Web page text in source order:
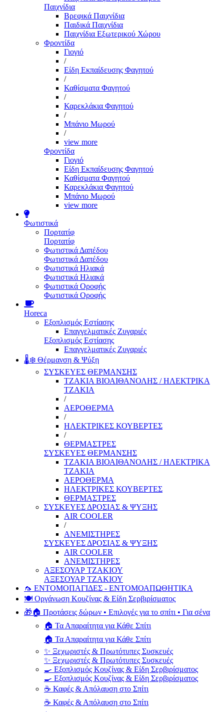
Παιχνίδια
Βρεφικά Παιχνίδια
Παιδικά Παιχνίδια
Παιχνίδια Εξωτερικού Χώρου
Φροντίδα
Γιογιό
/
Είδη Εκπαίδευσης Φαγητού
/
Καθίσματα Φαγητού
/
Καρεκλάκια Φαγητού
/
Μπάνιο Μωρού
/
view more
Φροντίδα
Γιογιό
Είδη Εκπαίδευσης Φαγητού
Καθίσματα Φαγητού
Καρεκλάκια Φαγητού
Μπάνιο Μωρού
view more
Φωτιστικά
Πορτατίφ
Πορτατίφ
Φωτιστικά Δαπέδου
Φωτιστικά Δαπέδου
Φωτιστικά Ηλιακά
Φωτιστικά Ηλιακά
Φωτιστικά Οροφής
Φωτιστικά Οροφής
Horeca
Εξοπλισμός Εστίασης
Επαγγελματικές Ζυγαριές
Εξοπλισμός Εστίασης
Επαγγελματικές Ζυγαριές
🌡️❄️ Θέρμανση & Ψύξη
ΣΥΣΚΕΥΕΣ ΘΕΡΜΑΝΣΗΣ
ΤΖΑΚΙΑ ΒΙΟΑΙΘΑΝΟΛΗΣ / ΗΛΕΚΤΡΙΚΑ
ΤΖΑΚΙΑ
/
ΑΕΡΟΘΕΡΜΑ
/
ΗΛΕΚΤΡΙΚΕΣ ΚΟΥΒΕΡΤΕΣ
/
ΘΕΡΜΑΣΤΡΕΣ
ΣΥΣΚΕΥΕΣ ΘΕΡΜΑΝΣΗΣ
ΤΖΑΚΙΑ ΒΙΟΑΙΘΑΝΟΛΗΣ / ΗΛΕΚΤΡΙΚΑ
ΤΖΑΚΙΑ
ΑΕΡΟΘΕΡΜΑ
ΗΛΕΚΤΡΙΚΕΣ ΚΟΥΒΕΡΤΕΣ
ΘΕΡΜΑΣΤΡΕΣ
ΣΥΣΚΕΥΕΣ ΔΡΟΣΙΑΣ & ΨΥΞΗΣ
AIR COOLER
/
ΑΝΕΜΙΣΤΗΡΕΣ
ΣΥΣΚΕΥΕΣ ΔΡΟΣΙΑΣ & ΨΥΞΗΣ
AIR COOLER
ΑΝΕΜΙΣΤΗΡΕΣ
ΑΞΕΣΟΥΑΡ ΤΖΑΚΙΟΥ
ΑΞΕΣΟΥΑΡ ΤΖΑΚΙΟΥ
🦟 ΕΝΤΟΜΟΠΑΓΙΔΕΣ - ΕΝΤΟΜΟΑΠΩΘΗΤΙΚΑ
🍽️ Οργάνωση Κουζίνας & Είδη Σερβιρίσματος
🎁🏠 Προτάσεις δώρων • Επιλογές για το σπίτι • Για σένα
🏠 Τα Απαραίτητα για Κάθε Σπίτι
🏠 Τα Απαραίτητα για Κάθε Σπίτι
✨ Ξεχωριστές & Πρωτότυπες Συσκευές
✨ Ξεχωριστές & Πρωτότυπες Συσκευές
🍳 Εξοπλισμός Κουζίνας & Είδη Σερβιρίσματος
🍳 Εξοπλισμός Κουζίνας & Είδη Σερβιρίσματος
☕ Καφές & Απόλαυση στο Σπίτι
☕ Καφές & Απόλαυση στο Σπίτι